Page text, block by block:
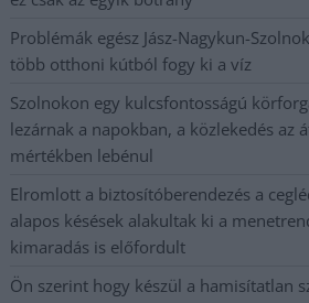
Problémák egész Jász-Nagykun-
több otthoni kútból fogy ki a víz
Szolnokon egy kulcsfontosságú
lezárnak a napokban, a közlekedés az
mértékben lebénul
Elromlott a biztosítóberendezés a
alapos késések alakultak ki a
kimaradás is előfordult
Ön szerint hogy készül a hamisítatlan